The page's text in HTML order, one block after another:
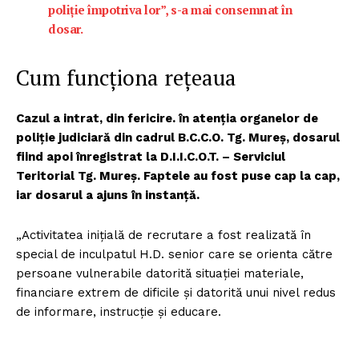
poliție împotriva lor”, s-a mai consemnat în
dosar.
Cum funcționa rețeaua
Cazul a intrat, din fericire. în atenția organelor de
poliție judiciară din cadrul B.C.C.O. Tg. Mureș, dosarul
fiind apoi înregistrat la D.I.I.C.O.T. – Serviciul
Teritorial Tg. Mureș. Faptele au fost puse cap la cap,
iar dosarul a ajuns în instanță.
„Activitatea inițială de recrutare a fost realizată în
special de inculpatul H.D. senior care se orienta către
persoane vulnerabile datorită situației materiale,
financiare extrem de dificile și datorită unui nivel redus
de informare, instrucție și educare.